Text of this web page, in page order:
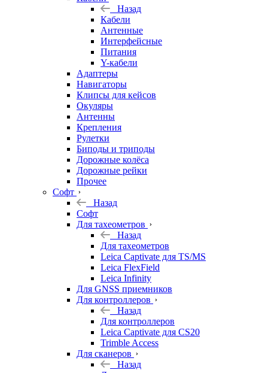
Назад
Кабели
Антенные
Интерфейсные
Питания
Y-кабели
Адаптеры
Навигаторы
Клипсы для кейсов
Окуляры
Антенны
Крепления
Рулетки
Биподы и триподы
Дорожные колёса
Дорожные рейки
Прочее
Софт
Назад
Софт
Для тахеометров
Назад
Для тахеометров
Leica Captivate для TS/MS
Leica FlexField
Leica Infinity
Для GNSS приемников
Для контроллеров
Назад
Для контроллеров
Leica Captivate для CS20
Trimble Access
Для сканеров
Назад